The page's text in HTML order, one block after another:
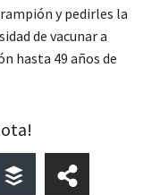
y pedirles la
de vacunar a
hasta 49 años de